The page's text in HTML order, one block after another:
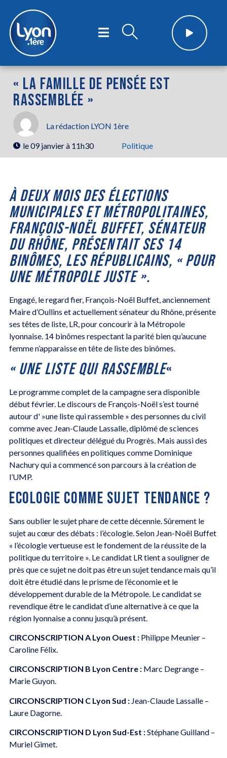
« LA FAMILLE DE PENSÉE EST
RASSEMBLÉE »
La rédaction LYON 1ère
le09 janvier à 11h30 Politique
À DEUX MOIS DES ÉLECTIONS
MUNICIPALES ET MÉTROPOLITAINES,
FRANÇOIS-NOËL BUFFET, SÉNATEUR
DU RHÔNE, PRÉSENTAIT SES 14
BINÔMES, LES RÉPUBLICAINS, « POUR
UNE MÉTROPOLE JUSTE ».
Engagé, le regard fier, François-Noël Buffet, anciennement
Maire d’Oullins et actuellement sénateur du Rhône, présente
ses têtes de liste, LR, pour concourir à la Métropole
lyonnaise. 14 binômes respectant la parité bien qu’aucune
femme n’apparaisse en tête de liste des binômes.
« UNE LISTE QUI RASSEMBLE«
Le programme complet de la campagne sera disponible
début février. Le discours de François-Noël s’est tourné
autour d' »une liste qui rassemble » des personnes du civil
comme avec Jean-Claude Lassalle, diplômé de sciences
politiques et directeur délégué du Progrès. Mais aussi des
personnes qualifiées en politiques comme Dominique
Nachury qui a commencé son parcours à la création de
l’UMP.
ECOLOGIE COMME SUJET TENDANCE ?
Sans oublier le sujet phare de cette décennie. Sûrement le
sujet au cœur des débats : l’écologie. Selon Jean-Noël Buffet
« l’écologie vertueuse est le fondement de la réussite de la
politique du territoire ». Le candidat LR tient a souligner de
près que ce sujet ne doit pas être un sujet tendance mais qu’il
doit être étudié dans le prisme de l’économie et le
développement durable de la Métropole. Le candidat se
revendique être le candidat d’une alternative à ce que la
région lyonnaise a connu jusqu’à présent.
CIRCONSCRIPTION A Lyon Ouest :Philippe Meunier –
Caroline Félix.
CIRCONSCRIPTION B Lyon Centre :Marc Degrange –
Marie Guyon.
CIRCONSCRIPTION C Lyon Sud :Jean-Claude Lassalle –
Laure Dagorne.
CIRCONSCRIPTION D Lyon Sud-Est :Stéphane Guilland –
Muriel Gimet.